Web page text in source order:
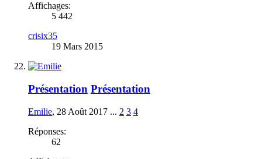
Affichages:
5 442
crisix35
19 Mars 2015
Présentation Présentation
Emilie, 28 Août 2017 ... 2 3 4
Réponses:
62